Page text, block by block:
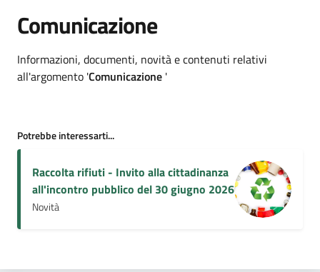
Comunicazione
Dettagli argomento
Informazioni, documenti, novità e contenuti relativi
all'argomento 'Comunicazione '
Potrebbe interessarti...
Raccolta rifiuti - Invito alla cittadinanza
all'incontro pubblico del 30 giugno 2026
Novità